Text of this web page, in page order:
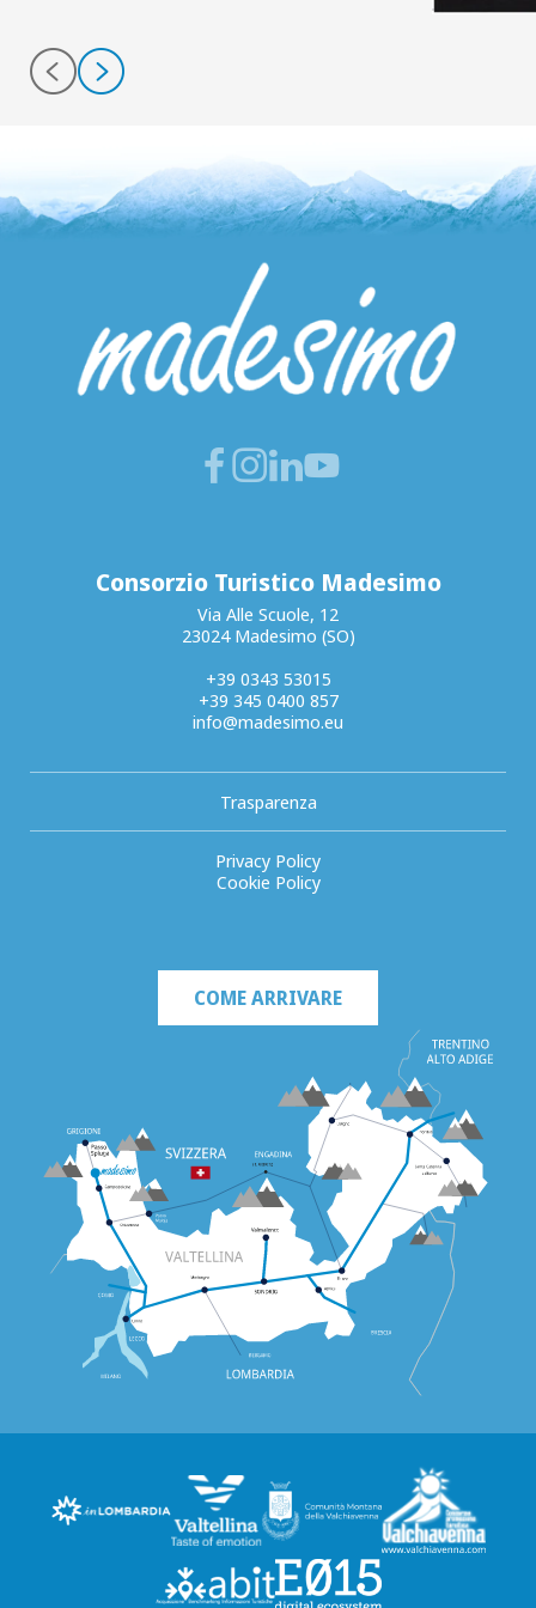
Consorzio Turistico Madesimo
Via Alle Scuole, 12
23024 Madesimo (SO)
+39 0343 53015
+39 345 0400 857
info@madesimo.eu
Trasparenza
Privacy Policy
Cookie Policy
COME ARRIVARE